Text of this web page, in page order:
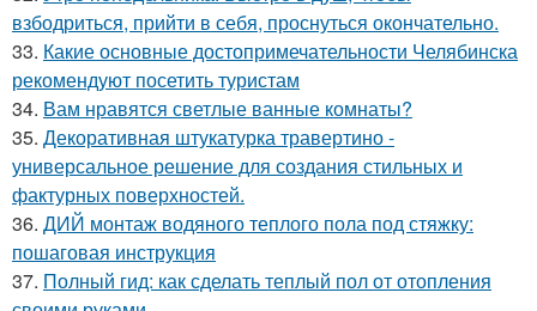
взбодриться, прийти в себя, проснуться окончательно.
33. Какие основные достопримечательности Челябинска
рекомендуют посетить туристам
34. Вам нравятся светлые ванные комнаты?
35. Декоративная штукатурка травертино -
универсальное решение для создания стильных и
фактурных поверхностей.
36. ДИЙ монтаж водяного теплого пола под стяжку:
пошаговая инструкция
37. Полный гид: как сделать теплый пол от отопления